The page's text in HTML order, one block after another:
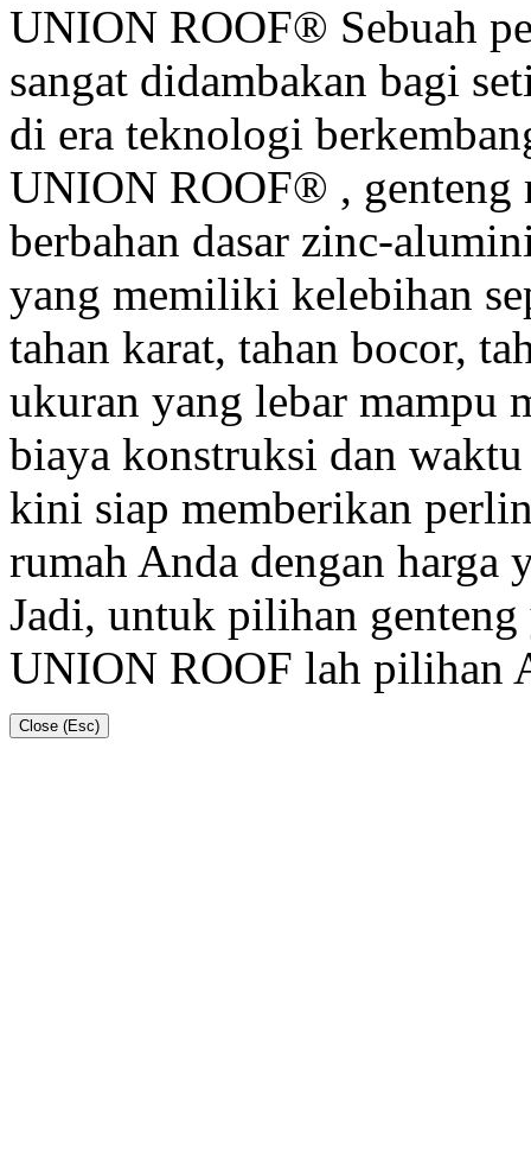
UNION ROOF® Sebuah
sangat didambakan bagi
di era teknologi
UNION ROOF® , genteng
berbahan dasar zinc-
yang memiliki kelebihan
tahan karat, tahan bocor,
ukuran yang lebar mampu
biaya konstruksi dan waktu
kini siap memberikan
rumah Anda dengan harga
Jadi, untuk pilihan
UNION ROOF lah pilihan
Close (Esc)